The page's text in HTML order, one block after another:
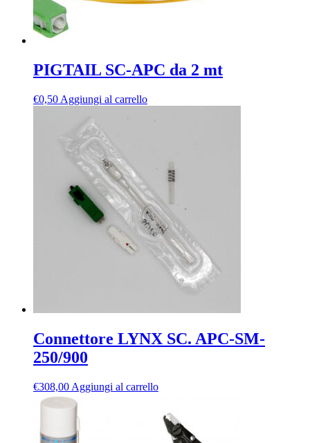
PIGTAIL SC-APC da 2 mt
€0,50 Aggiungi al carrello
Connettore LYNX SC. APC-SM-
250/900
€308,00 Aggiungi al carrello